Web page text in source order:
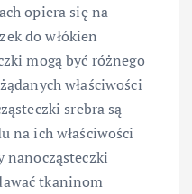
opiera się na
do włókien
mogą być różnego
właściwości
srebra są
na ich właściwości
nanocząsteczki
tkaninom